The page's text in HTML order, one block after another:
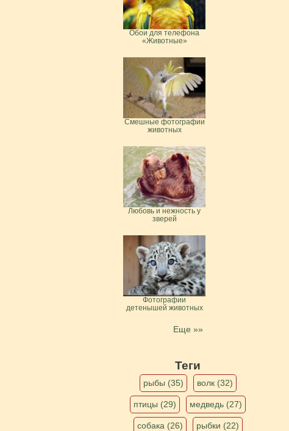
Обои для телефона
«Животные»
Смешные фотографии
животных
Любовь и нежность у
зверей
Фотографии
детенышей животных
Еще »»
Теги
рыбы (35) волк (32)
птицы (29) медведь (27)
собака (26) рыбки (22)